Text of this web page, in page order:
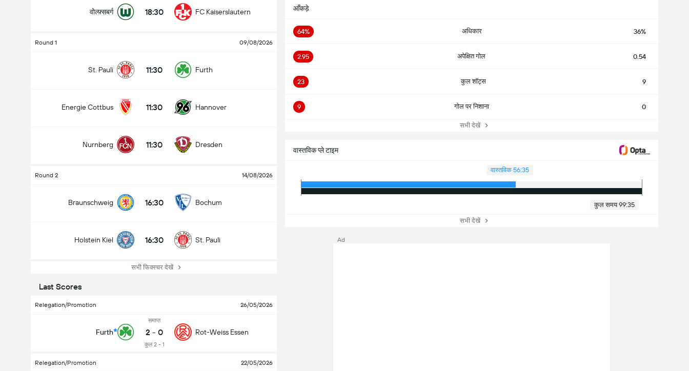
वोल्फ़्सबर्ग 18:30 FC Kaiserslautern
Round 1 09/08/2026
St. Pauli 11:30 Furth
Energie Cottbus 11:30 Hannover
Nurnberg 11:30 Dresden
Round 2 14/08/2026
Braunschweig 16:30 Bochum
Holstein Kiel 16:30 St. Pauli
सभी फिक्स्चर देखें
Last Scores
Relegation/Promotion 26/05/2026
Furth
समाप्त
2 - 0
कुल 2 - 1
Rot-Weiss Essen
Relegation/Promotion 22/05/2026
आँकड़े
64% अधिकार 36%
2.95 अपेक्षित गोल 0.54
23 कुल शॉट्स 9
9 गोल पर निशाना 0
सभी देखें
वास्तविक प्ले टाइम
वास्तविक 56:35
कुल समय 99:35
सभी देखें
Ad